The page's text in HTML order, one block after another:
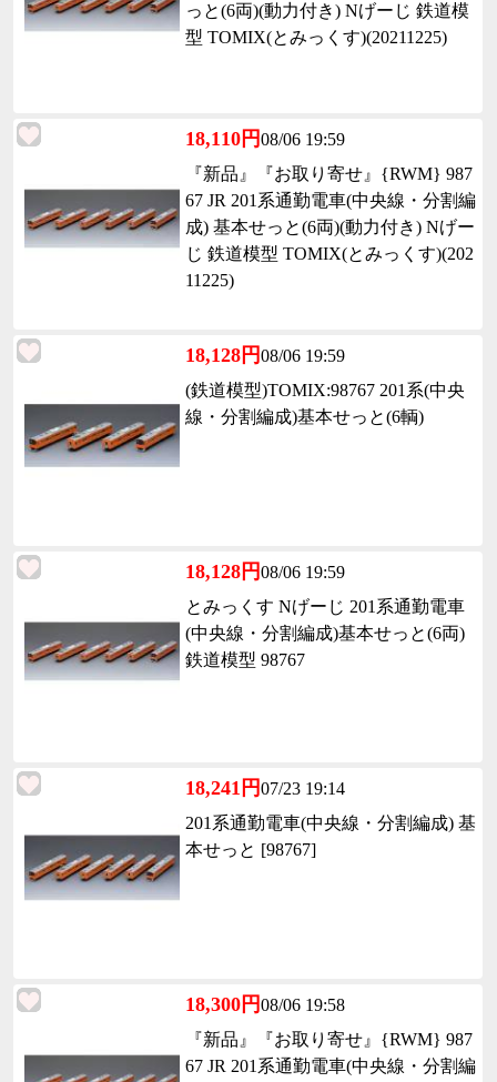
っと(6両)(動力付き) Nげーじ 鉄道模
型 TOMIX(とみっくす)(20211225)
18,110円08/06 19:59
『新品』『お取り寄せ』{RWM} 987
67 JR 201系通勤電車(中央線・分割編
成) 基本せっと(6両)(動力付き) Nげー
じ 鉄道模型 TOMIX(とみっくす)(202
11225)
18,128円08/06 19:59
(鉄道模型)TOMIX:98767 201系(中央
線・分割編成)基本せっと(6輌)
18,128円08/06 19:59
とみっくす Nげーじ 201系通勤電車
(中央線・分割編成)基本せっと(6両)
鉄道模型 98767
18,241円07/23 19:14
201系通勤電車(中央線・分割編成) 基
本せっと [98767]
18,300円08/06 19:58
『新品』『お取り寄せ』{RWM} 987
67 JR 201系通勤電車(中央線・分割編